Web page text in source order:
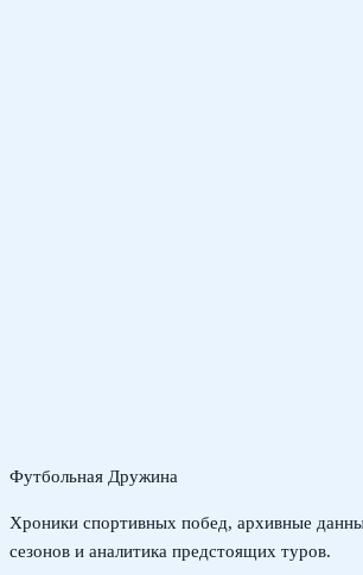
Футбольная Дружина
Хроники спортивных побед, архивные
сезонов и аналитика предстоящих туров.